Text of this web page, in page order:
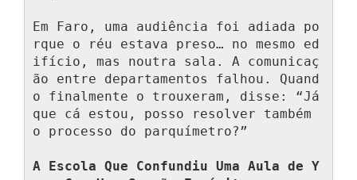
Em Faro, uma audiência foi adiada po
rque o réu estava preso… no mesmo ed
ifício, mas noutra sala. A comunicaç
ão entre departamentos falhou. Quand
o finalmente o trouxeram, disse: “Já
que cá estou, posso resolver também
o processo do parquímetro?”
A Escola Que Confundiu Uma Aula de Y